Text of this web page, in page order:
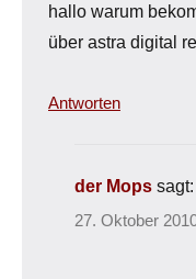
hallo warum
über astra digital
Antworten
der Mops sagt:
27. Oktober